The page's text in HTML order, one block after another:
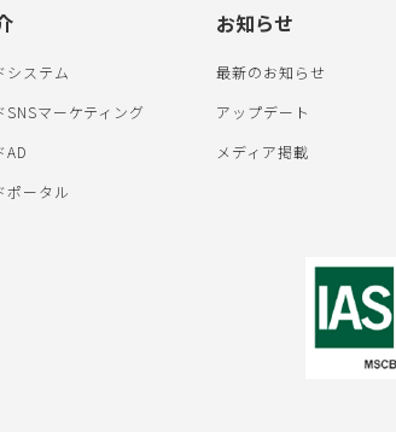
システム
マーケティング
AD
ポータル
お知らせ
最新のお知らせ
アップデート
メディア掲載